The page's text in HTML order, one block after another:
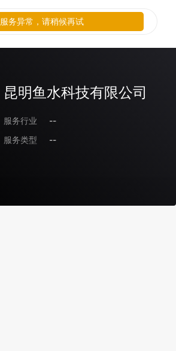
昆明鱼水科技有限公司
服务行业
--
服务类型
--
服务异常，请稍候再试